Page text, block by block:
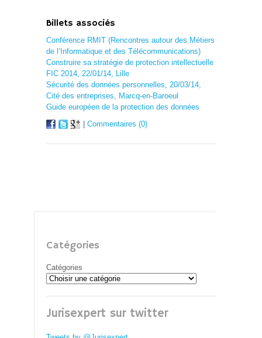
Billets associés
Conférence RMIT (Rencontres autour des Métiers
de l’Informatique et des Télécommunications)
Construire sa stratégie de protection intellectuelle
FIC 2014, 22/01/14, Lille
Sécurité des données personnelles, 20/03/14,
Cité des entreprises, Marcq-en-Baroeul
Guide européen de la protection des données
Commentaires (0)
Catégories
Catégories
Jurisexpert sur twitter